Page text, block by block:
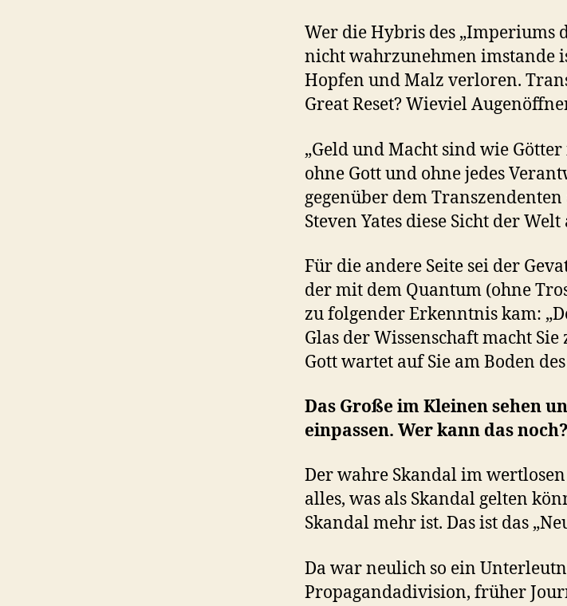
Wer die Hybris des „Imperiums
nicht wahrzunehmen imstande
Hopfen und Malz verloren.
Great Reset? Wieviel
„Geld und Macht sind wie
ohne Gott und ohne jedes
gegenüber dem
Steven Yates diese Sicht der Welt
Für die andere Seite sei der
der mit dem Quantum (ohne
zu folgender Erkenntnis kam:
Glas der Wissenschaft macht
Gott wartet auf Sie am Boden des
Das Große im Kleinen sehen
einpassen. Wer kann das noch?
Der wahre Skandal im
alles, was als Skandal gelten
Skandal mehr ist. Das ist das
Da war neulich so ein
Propagandadivision, früher